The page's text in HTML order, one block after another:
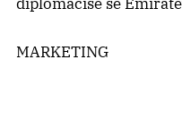
MARKETING